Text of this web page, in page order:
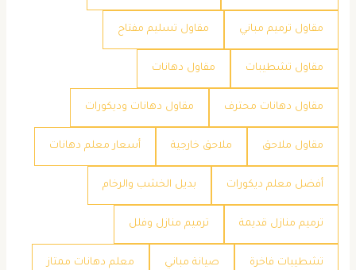
مقاول ترميم مباني مقاول تسليم مفتاح
مقاول تشطيبات مقاول دهانات
مقاول دهانات محترف مقاول دهانات وديكورات
مقاول ملاحق ملاحق خارجية ​أسعار معلم دهانات
​أفضل معلم ديكورات ​بديل الخشب والرخام
​ترميم منازل قديمة ​ترميم منازل وفلل
​تشطيبات فاخرة ​صيانة مباني ​معلم دهانات ممتاز